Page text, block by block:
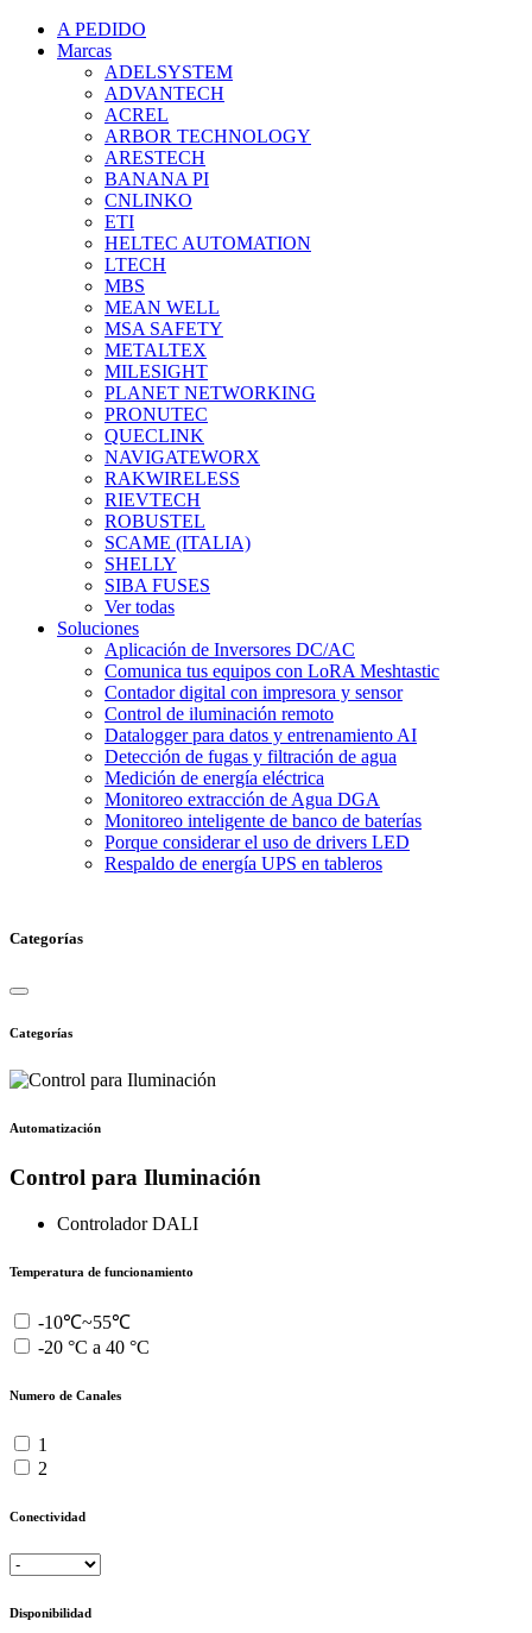
A PEDIDO
Marcas
ADELSYSTEM
ADVANTECH
ACREL
ARBOR TECHNOLOGY
ARESTECH
BANANA PI
CNLINKO
ETI
HELTEC AUTOMATION
LTECH
MBS
MEAN WELL
MSA SAFETY
METALTEX
MILESIGHT
PLANET NETWORKING
PRONUTEC
QUECLINK
NAVIGATEWORX
RAKWIRELESS
RIEVTECH
ROBUSTEL
SCAME (ITALIA)
SHELLY
SIBA FUSES
Ver todas
Soluciones
Aplicación de Inversores DC/AC
Comunica tus equipos con LoRA Meshtastic
Contador digital con impresora y sensor
Control de iluminación remoto
Datalogger para datos y entrenamiento AI
Detección de fugas y filtración de agua
Medición de energía eléctrica
Monitoreo extracción de Agua DGA
Monitoreo inteligente de banco de baterías
Porque considerar el uso de drivers LED
Respaldo de energía UPS en tableros
Categorías
Categorías
Automatización
Control para Iluminación
Controlador DALI
Temperatura de funcionamiento
-10℃~55℃
-20 °C a 40 °C
Numero de Canales
1
2
Conectividad
Disponibilidad